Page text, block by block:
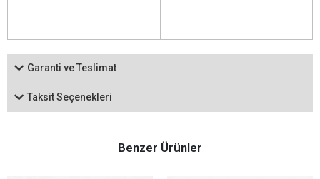
Garanti ve Teslimat
Taksit Seçenekleri
Benzer Ürünler